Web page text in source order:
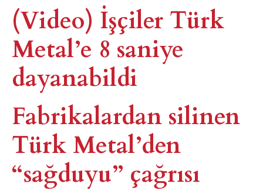
(Video) İşçiler Türk
Metal’e 8 saniye
dayanabildi
Fabrikalardan silinen
Türk Metal’den
“sağduyu” çağrısı